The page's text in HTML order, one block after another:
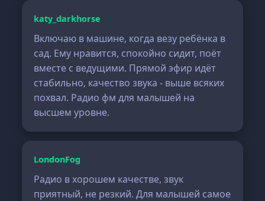
katy_darkhorse
Включаю в машине, когда везу ребёнка в
сад. Ему нравится, спокойно сидит, поёт
вместе с ведущими. Прямой эфир идёт
стабильно, качество звука - выше всяких
похвал. Радио фм для малышей на
высшем уровне.
LondonFog
Радио в хорошем качестве, звук
приятный, не резкий. Для малышей самое